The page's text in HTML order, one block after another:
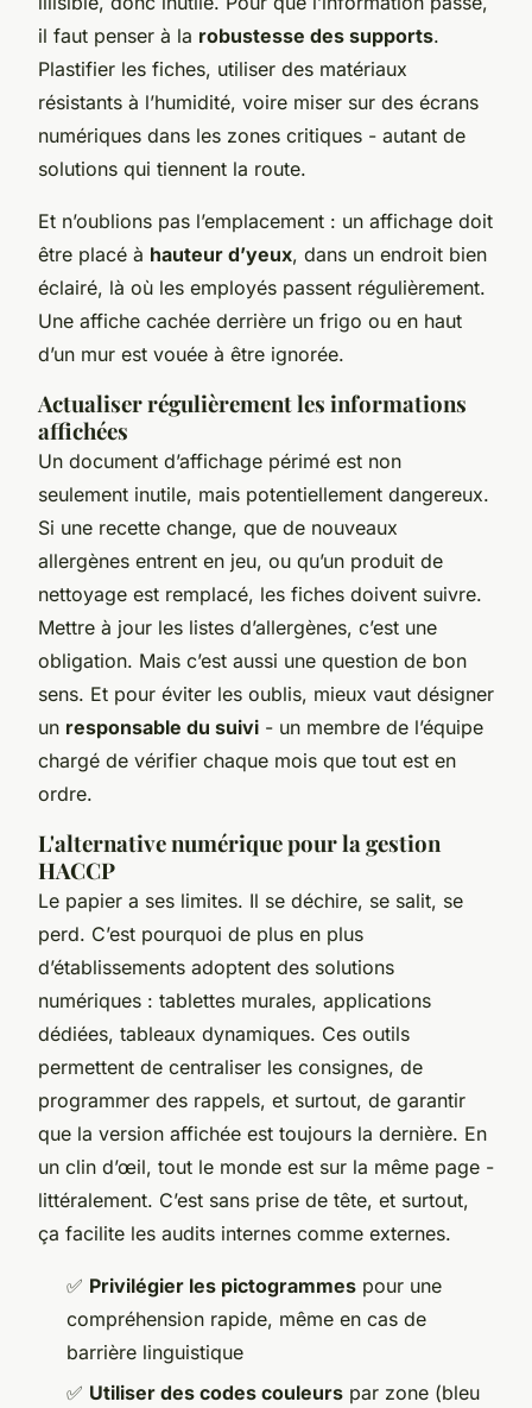
il faut penser à la robustesse des supports.
Plastifier les fiches, utiliser des matériaux
résistants à l’humidité, voire miser sur des écrans
numériques dans les zones critiques - autant de
solutions qui tiennent la route.
Et n’oublions pas l’emplacement : un affichage doit
être placé à hauteur d’yeux, dans un endroit bien
éclairé, là où les employés passent régulièrement.
Une affiche cachée derrière un frigo ou en haut
d’un mur est vouée à être ignorée.
Actualiser régulièrement les informations
affichées
Un document d’affichage périmé est non
seulement inutile, mais potentiellement dangereux.
Si une recette change, que de nouveaux
allergènes entrent en jeu, ou qu’un produit de
nettoyage est remplacé, les fiches doivent suivre.
Mettre à jour les listes d’allergènes, c’est une
obligation. Mais c’est aussi une question de bon
sens. Et pour éviter les oublis, mieux vaut désigner
un responsable du suivi - un membre de l’équipe
chargé de vérifier chaque mois que tout est en
ordre.
L'alternative numérique pour la gestion
HACCP
Le papier a ses limites. Il se déchire, se salit, se
perd. C’est pourquoi de plus en plus
d’établissements adoptent des solutions
numériques : tablettes murales, applications
dédiées, tableaux dynamiques. Ces outils
permettent de centraliser les consignes, de
programmer des rappels, et surtout, de garantir
que la version affichée est toujours la dernière. En
un clin d’œil, tout le monde est sur la même page -
littéralement. C’est sans prise de tête, et surtout,
ça facilite les audits internes comme externes.
✅ Privilégier les pictogrammes pour une
compréhension rapide, même en cas de
barrière linguistique
✅ Utiliser des codes couleurs par zone (bleu